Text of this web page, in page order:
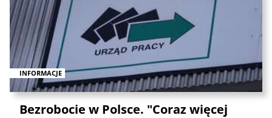
INFORMACJE
Bezrobocie w Polsce. "Coraz więcej